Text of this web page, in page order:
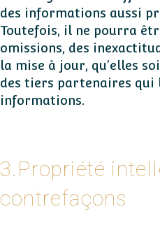
des informations aussi
Toutefois, il ne pourra
omissions, des
la mise à jour, qu’elles
des tiers partenaires qui
informations.
3.Propriété
contrefaçons